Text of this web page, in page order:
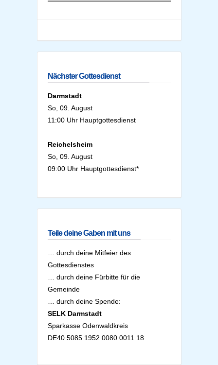
Nächster Gottesdienst
Darmstadt
So, 09. August
11:00 Uhr Hauptgottesdienst
Reichelsheim
So, 09. August
09:00 Uhr Hauptgottesdienst*
Teile deine Gaben mit uns
… durch deine Mitfeier des
Gottesdienstes
… durch deine Fürbitte für die
Gemeinde
… durch deine Spende:
SELK Darmstadt
Sparkasse Odenwaldkreis
DE40 5085 1952 0080 0011 18